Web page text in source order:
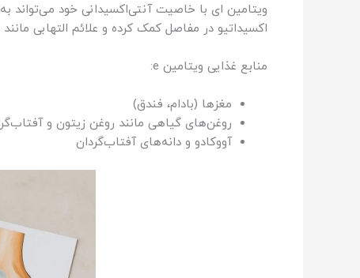
ویتامین ای با خاصیت آنتی‌اکسیدانی خود
اکسیداتیو در مفاصل کمک کرده و علائم التهابی
منابع غذایی ویتامین e:
مغزها (بادام، فندق)
روغن‌های گیاهی مانند روغن زیتون و
آووکادو و دانه‌های آفتاب‌گردان